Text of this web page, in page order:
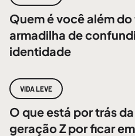
Quem é você além
armadilha de
identidade
VIDA LEVE
O que está por trás
geração Z por ficar